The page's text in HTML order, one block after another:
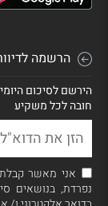
הרשמה
הירשם לסיכום
חובה לכל משקיע
אני מאשר
נפרדת, בנושאים